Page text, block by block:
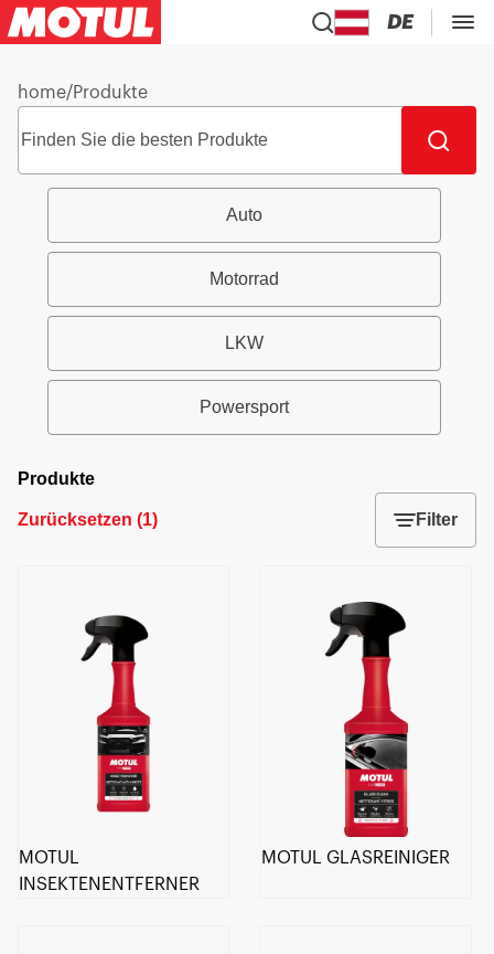
DE
home/Produkte
Auto
Motorrad
LKW
Powersport
Produkte
Zurücksetzen (1) Filter
MOTUL
INSEKTENENTFERNER
MOTUL GLASREINIGER